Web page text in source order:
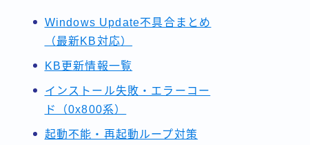
Windows Update不具合まとめ
（最新KB対応）
KB更新情報一覧
インストール失敗・エラーコー
ド（0x800系）
起動不能・再起動ループ対策